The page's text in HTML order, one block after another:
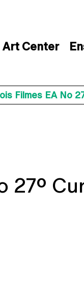
Art Center
Filmes EA No
27º